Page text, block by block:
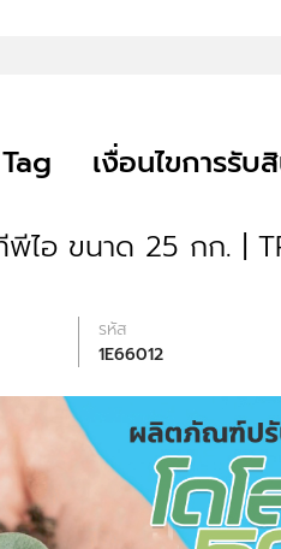
Tag
เงื่อนไขการรับ
ไอ ขนาด 25 กก. |
รหัส
1E66012